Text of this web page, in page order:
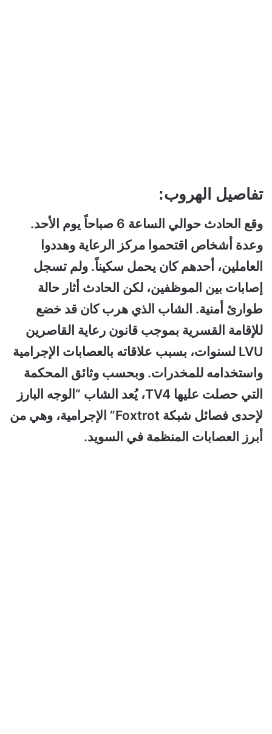
تفاصيل الهروب:
وقع الحادث حوالي الساعة 6 صباحاً يوم الأحد.
وعدة أشخاص اقتحموا مركز الرعاية وهددوا
العاملين، أحدهم كان يحمل سكيناً. ولم تسجل
إصابات بين الموظفين، لكن الحادث أثار حالة
طوارئ أمنية. الشاب الذي هرب كان قد خضع
للإقامة القسرية بموجب قانون رعاية القاصرين
LVU لسنوات، بسبب علاقاته بالعصابات الإجرامية
واستخدامه للمخدرات. وبحسب وثائق المحكمة
التي حصلت عليها TV4، يُعد الشاب “الوجه البارز
لإحدى فصائل شبكة Foxtrot” الإجرامية، وهي من
أبرز العصابات المنظمة في السويد.